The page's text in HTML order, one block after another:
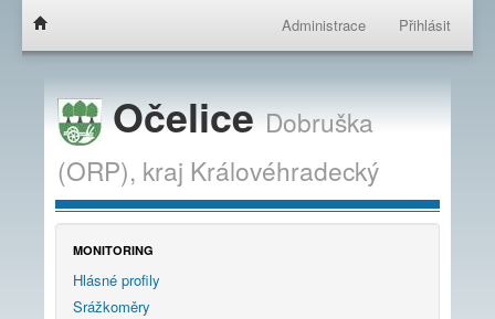
Administrace Přihlásit
OčeliceDobruška
(ORP), kraj Královéhradecký
MONITORING
Hlásné profily
Srážkoměry